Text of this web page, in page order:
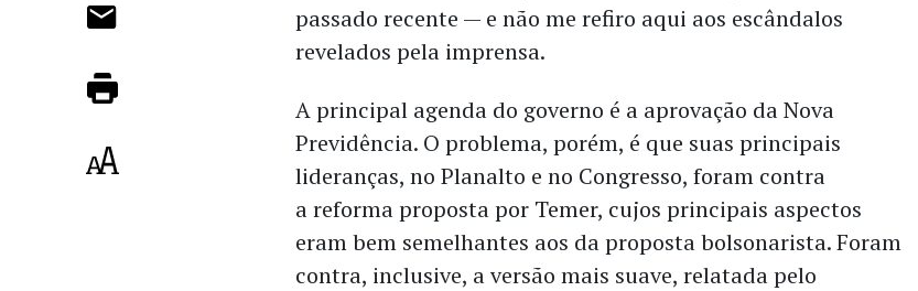
passado recente — e não me refiro aqui aos escândalos
revelados pela imprensa.
A principal agenda do governo é a aprovação da Nova
Previdência. O problema, porém, é que suas principais
lideranças, no Planalto e no Congresso, foram contra
a reforma proposta por Temer, cujos principais aspectos
eram bem semelhantes aos da proposta bolsonarista. Foram
contra, inclusive, a versão mais suave, relatada pelo